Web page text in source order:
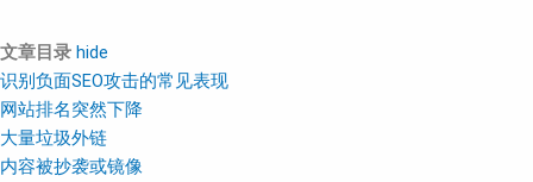
文章目录 hide
识别负面SEO攻击的常见表现
网站排名突然下降
大量垃圾外链
内容被抄袭或镜像